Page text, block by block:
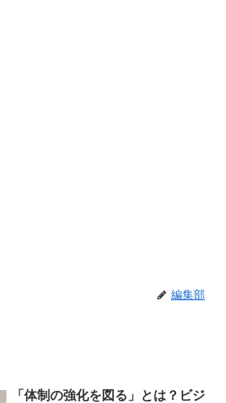
編集部
「体制の強化を図る」とは？ビジ